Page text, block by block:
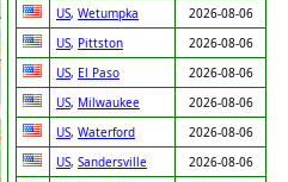
US, Wetumpka
2026-08-06
US, Pittston
2026-08-06
US, El Paso
2026-08-06
US, Milwaukee
2026-08-06
US, Waterford
2026-08-06
US, Sandersville
2026-08-06